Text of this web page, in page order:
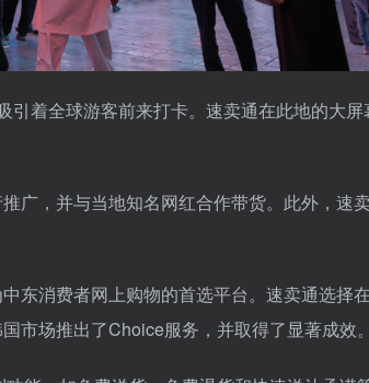
着全球游客前来打卡。速卖通在此地的大屏
广，并与当地知名网红合作带货。此外，速
东消费者网上购物的首选平台。速卖通选择
市场推出了Choice服务，并取得了显著成效。